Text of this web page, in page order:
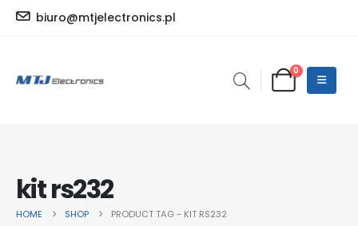
biuro@mtjelectronics.pl
0
kit rs232
HOME SHOP PRODUCT TAG - KIT RS232